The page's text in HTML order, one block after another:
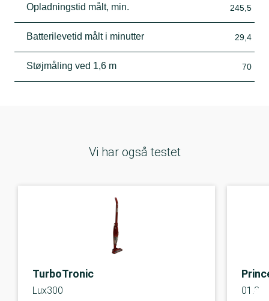
Opladningstid målt, min. 245,5
Batterilevetid målt i minutter 29,4
Støjmåling ved 1,6 m 70
Vi har også testet
TurboTronic
Lux300